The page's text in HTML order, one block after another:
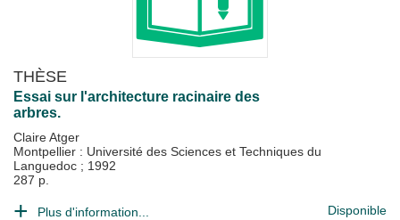
THÈSE
Essai sur l'architecture racinaire des
arbres.
Claire Atger
Montpellier : Université des Sciences et Techniques du
Languedoc ; 1992
287 p.
Plus d'information... Disponible